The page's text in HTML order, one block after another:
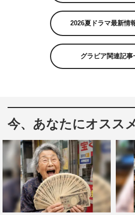
2026夏ドラマ最新情
グラビア関連記事
今、あなたにオスス